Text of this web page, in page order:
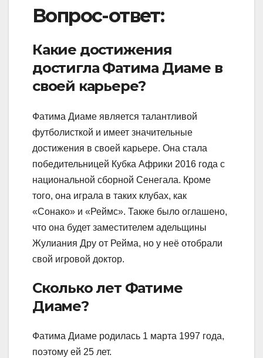
Вопрос-ответ:
Какие достижения
достигла Фатима Диаме в
своей карьере?
Фатима Диаме является талантливой
футболисткой и имеет значительные
достижения в своей карьере. Она стала
победительницей Кубка Африки 2016 года с
национальной сборной Сенегала. Кроме
того, она играла в таких клубах, как
«Сонако» и «Реймс». Также было оглашено,
что она будет заместителем адельщины
Жулиания Дру от Рейма, но у неё отобрали
свой игровой доктор.
Сколько лет Фатиме
Диаме?
Фатима Диаме родилась 1 марта 1997 года,
поэтому ей 25 лет.